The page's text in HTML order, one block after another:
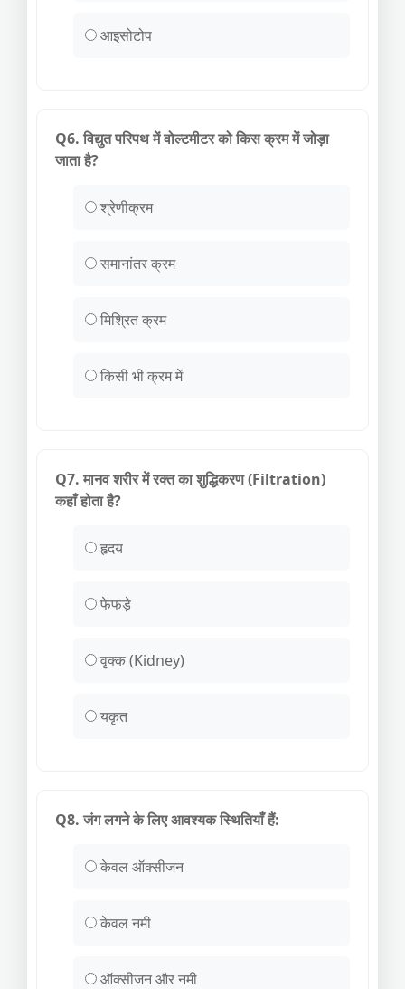
आइसोटोप
Q6. विद्युत परिपथ में वोल्टमीटर को किस क्रम में जोड़ा
जाता है?
श्रेणीक्रम
समानांतर क्रम
मिश्रित क्रम
किसी भी क्रम में
Q7. मानव शरीर में रक्त का शुद्धिकरण (Filtration)
कहाँ होता है?
हृदय
फेफड़े
वृक्क (Kidney)
यकृत
Q8. जंग लगने के लिए आवश्यक स्थितियाँ हैं:
केवल ऑक्सीजन
केवल नमी
ऑक्सीजन और नमी